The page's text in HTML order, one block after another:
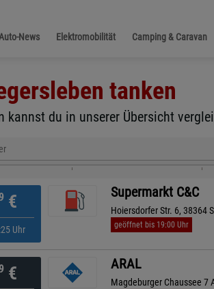
News Elektromobilität Camping & Caravan
tanken
kannst du in unserer Übersicht
€
Uhr
Supermarkt C&C
Hoiersdorfer Str. 6, 38364
geöffnet bis 19:00 Uhr
€ ARAL
Magdeburger Chaussee 7